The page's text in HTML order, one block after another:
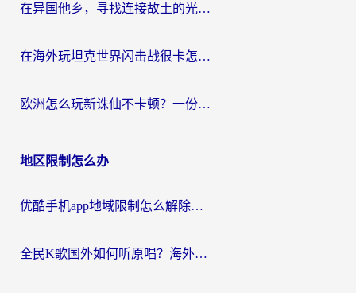
在异国他乡，寻找连接故土的光明大陆免费加速器
在海外玩坦克世界闪击战很卡怎么办？老玩家亲测有效的加速器选择指南
欧洲怎么玩新诛仙不卡顿？一份给海外游子的国服游戏畅玩指南
地区限制怎么办
优酷手机app地域限制怎么解除？海外党亲测有效的追剧方案
全民K歌国外如何听原唱？海外党亲测有效的回国加速器选择指南